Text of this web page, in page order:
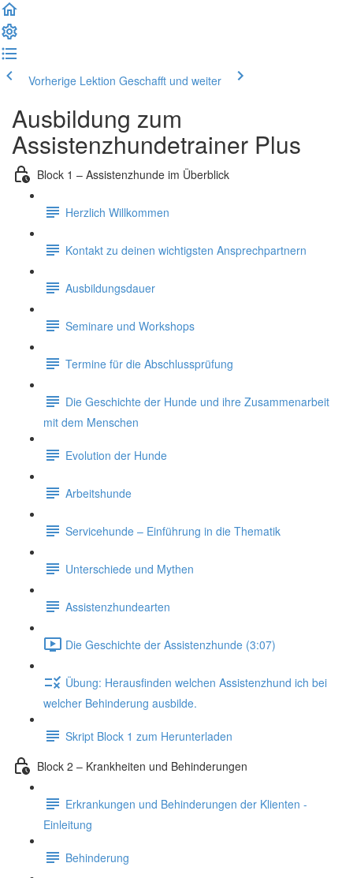
Vorherige Lektion Geschafft und weiter
Ausbildung zum
Assistenzhundetrainer Plus
Block 1 – Assistenzhunde im Überblick
Herzlich Willkommen
Kontakt zu deinen wichtigsten Ansprechpartnern
Ausbildungsdauer
Seminare und Workshops
Termine für die Abschlussprüfung
Die Geschichte der Hunde und ihre Zusammenarbeit
mit dem Menschen
Evolution der Hunde
Arbeitshunde
Servicehunde – Einführung in die Thematik
Unterschiede und Mythen
Assistenzhundearten
Die Geschichte der Assistenzhunde (3:07)
Übung: Herausfinden welchen Assistenzhund ich bei
welcher Behinderung ausbilde.
Skript Block 1 zum Herunterladen
Block 2 – Krankheiten und Behinderungen
Erkrankungen und Behinderungen der Klienten -
Einleitung
Behinderung